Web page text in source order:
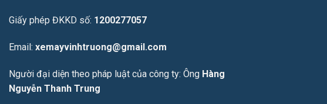
Giấy phép ĐKKD số: 1200277057
Email: xemayvinhtruong@gmail.com
Người đại diện theo pháp luật của công ty: Ông Hàng
Nguyễn Thanh Trung